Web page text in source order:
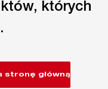
których
stronę główną